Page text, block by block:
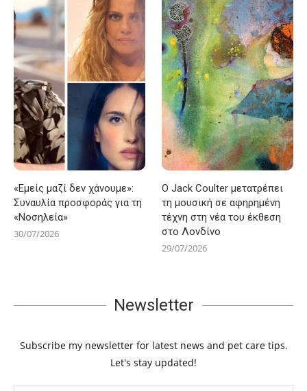
«Εμείς μαζί δεν χάνουμε»:
Συναυλία προσφοράς για τη
«Νοσηλεία»
30/07/2026
Ο Jack Coulter μετατρέπει
τη μουσική σε αφηρημένη
τέχνη στη νέα του έκθεση
στο Λονδίνο
29/07/2026
Newsletter
Subscribe my newsletter for latest news and pet care tips.
Let's stay updated!